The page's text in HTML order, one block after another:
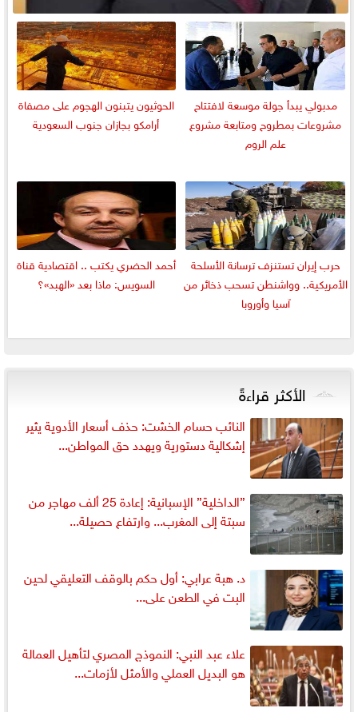
مدبولي يبدأ جولة موسعة لافتتاح
مشروعات بمطروح ومتابعة مشروع
علم الروم
الحوثيون يتبنون الهجوم على مصفاة
أرامكو بجازان جنوب السعودية
حرب إيران تستنزف ترسانة الأسلحة
الأمريكية.. وواشنطن تسحب ذخائر من
آسيا وأوروبا
أحمد الحضري يكتب .. اقتصادية قناة
السويس: ماذا بعد «الهبد»؟
الأكثر قراءةً
النائب حسام الخشت: حذف أسعار الأدوية يثير
إشكالية دستورية ويهدد حق المواطن...
”الداخلية” الإسبانية: إعادة 25 ألف مهاجر من
سبتة إلى المغرب... وارتفاع حصيلة...
د. هبة عرابي: أول حكم بالوقف التعليقي لحين
البت في الطعن على...
علاء عبد النبي: النموذج المصري لتأهيل العمالة
هو البديل العملي والأمثل لأزمات...